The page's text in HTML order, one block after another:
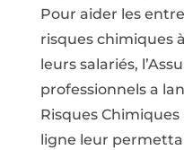
Pour aider les
risques chimiques
leurs salariés,
professionnels a
Risques
ligne leur